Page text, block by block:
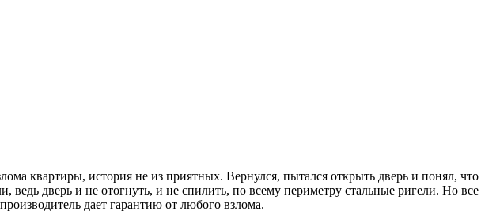
квартиры, история не из приятных. Вернулся, пытался открыть дверь и понял, что
дверь и не отогнуть, и не спилить, по всему периметру стальные ригели. Но все
дает гарантию от любого взлома.